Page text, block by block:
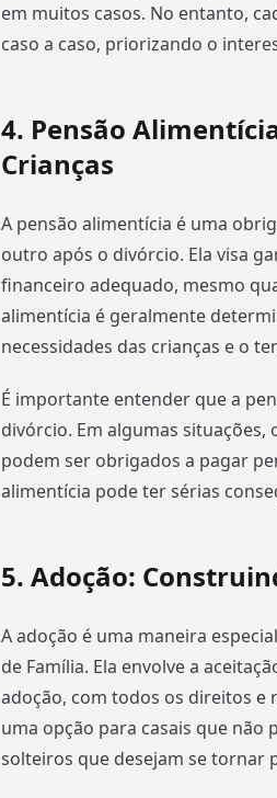
em muitos casos. No entanto,
caso a caso, priorizando o
4. Pensão
Crianças
A pensão alimentícia é uma
outro após o divórcio. Ela visa
financeiro adequado, mesmo
alimentícia é geralmente
necessidades das crianças e o
É importante entender que a
divórcio. Em algumas situações,
podem ser obrigados a pagar
alimentícia pode ter sérias
5. Adoção:
A adoção é uma maneira
de Família. Ela envolve a
adoção, com todos os direitos e
uma opção para casais que
solteiros que desejam se tornar